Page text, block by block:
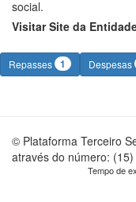
social.
Visitar Site da
Repasses 1 Despesas
© Plataforma Terceiro
através do número:
Tempo de